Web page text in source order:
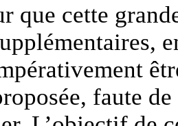
que cette
faute